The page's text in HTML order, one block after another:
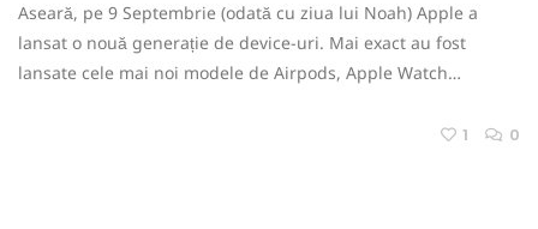
Aseară, pe 9 Septembrie (odată cu ziua lui Noah) Apple a
lansat o nouă generație de device-uri. Mai exact au fost
lansate cele mai noi modele de Airpods, Apple Watch…
1 0